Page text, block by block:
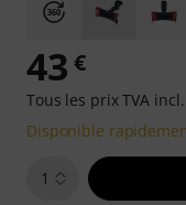
43 €
Tous les prix TVA incl.
Disponible
1